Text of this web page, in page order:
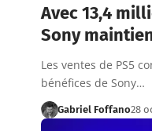
Avec 13,4
Sony
Les ventes de PS5
bénéfices de Sony…
Gabriel Foffano28